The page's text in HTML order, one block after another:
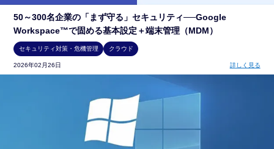
50～300名企業の「まず守る」セキュリティ──Google
Workspace™で固める基本設定＋端末管理（MDM）
セキュリティ対策・危機管理 クラウド
2026年02月26日 詳しく見る